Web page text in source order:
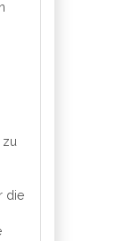
die